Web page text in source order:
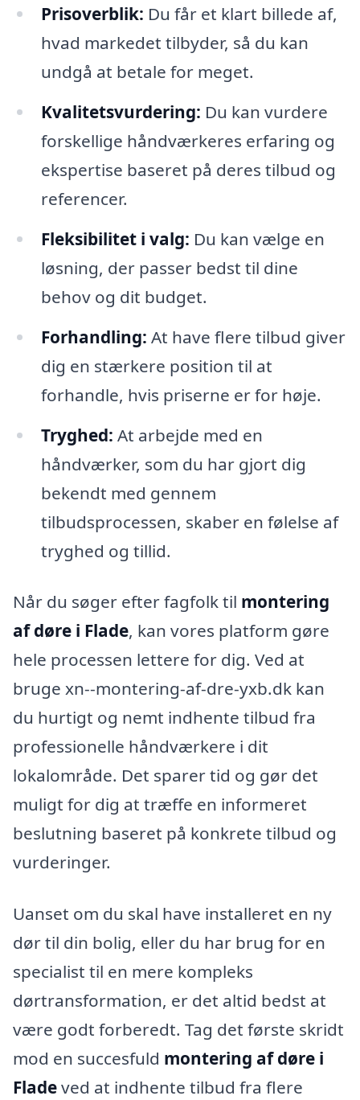
Prisoverblik: Du får et klart billede af,
hvad markedet tilbyder, så du kan
undgå at betale for meget.
Kvalitetsvurdering: Du kan vurdere
forskellige håndværkeres erfaring og
ekspertise baseret på deres tilbud og
referencer.
Fleksibilitet i valg: Du kan vælge en
løsning, der passer bedst til dine
behov og dit budget.
Forhandling: At have flere tilbud giver
dig en stærkere position til at
forhandle, hvis priserne er for høje.
Tryghed: At arbejde med en
håndværker, som du har gjort dig
bekendt med gennem
tilbudsprocessen, skaber en følelse af
tryghed og tillid.
Når du søger efter fagfolk til montering
af døre i Flade, kan vores platform gøre
hele processen lettere for dig. Ved at
bruge xn--montering-af-dre-yxb.dk kan
du hurtigt og nemt indhente tilbud fra
professionelle håndværkere i dit
lokalområde. Det sparer tid og gør det
muligt for dig at træffe en informeret
beslutning baseret på konkrete tilbud og
vurderinger.
Uanset om du skal have installeret en ny
dør til din bolig, eller du har brug for en
specialist til en mere kompleks
dørtransformation, er det altid bedst at
være godt forberedt. Tag det første skridt
mod en succesfuld montering af døre i
Fladeved at indhente tilbud fra flere